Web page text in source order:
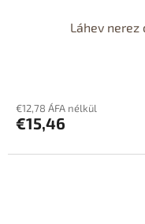
Láhev nerez
€12,78 ÁFA nélkül
€15,46